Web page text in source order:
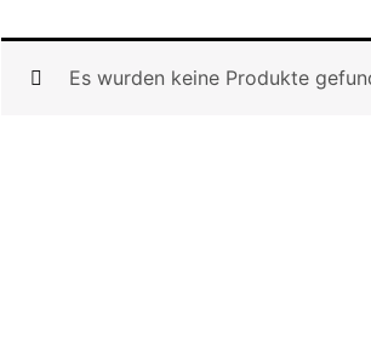
Es wurden keine Produkte